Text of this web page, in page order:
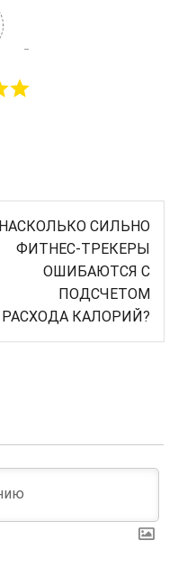
НАСКОЛЬКО СИЛЬНО
ФИТНЕС-ТРЕКЕРЫ
ОШИБАЮТСЯ С
ПОДСЧЕТОМ
РАСХОДА КАЛОРИЙ?